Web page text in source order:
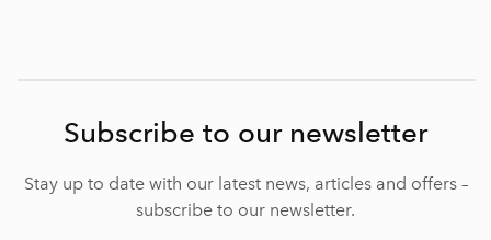
Subscribe to our newsletter
Stay up to date with our latest news, articles and offers –
subscribe to our newsletter.